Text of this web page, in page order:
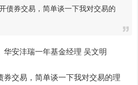
券交易，简单谈一下我对交易的
安沣瑞一年基金经理 吴文明
交易，简单谈一下我对交易的理